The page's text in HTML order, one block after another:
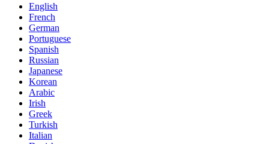
English
French
German
Portuguese
Spanish
Russian
Japanese
Korean
Arabic
Irish
Greek
Turkish
Italian